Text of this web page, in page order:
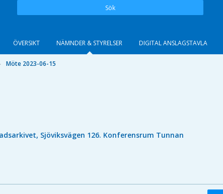
Sök
ÖVERSIKT NÄMNDER & STYRELSER DIGITAL ANSLAGSTAVLA
Möte 2023-06-15
Sjöviksvägen 126. Konferensrum Tunnan